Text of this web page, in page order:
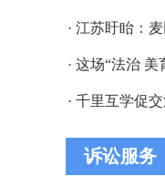
· 江苏盱眙：
· 这场“法治
· 千里互学促
诉讼服务